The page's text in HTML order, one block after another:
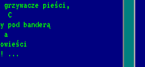
[Kapela biesiadna]📺
o Janku Wiśniewskim
[Kazik]
pieści,
C
pod banderą
a
...